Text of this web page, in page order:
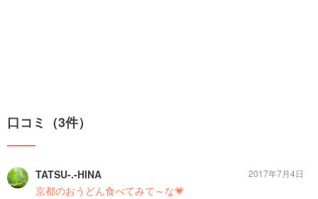
口コミ（3件）
TATSU-.-HINA
京都のおうどん食べてみて～な💗
2017年7月4日